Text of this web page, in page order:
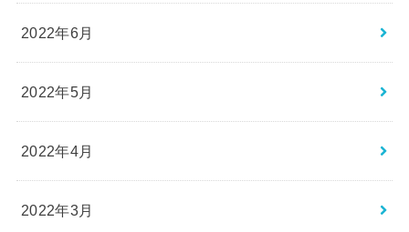
2022年6月
2022年5月
2022年4月
2022年3月